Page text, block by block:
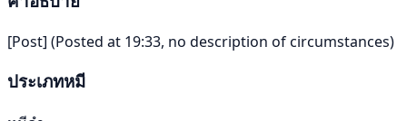
[Post] (Posted at 19:33, no description of circumstances)
ประเภทหมี